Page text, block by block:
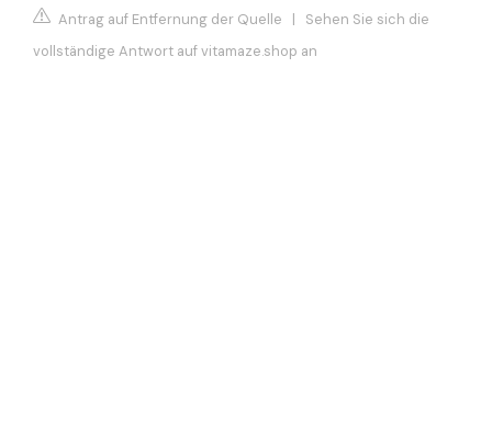
Antrag auf Entfernung der Quelle | Sehen Sie sich die
vollständige Antwort auf vitamaze.shop an